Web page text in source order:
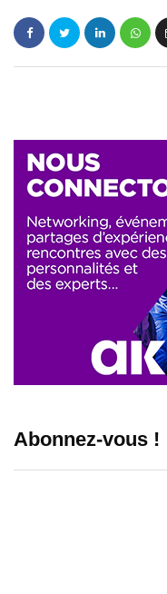
Abonnez-vous !